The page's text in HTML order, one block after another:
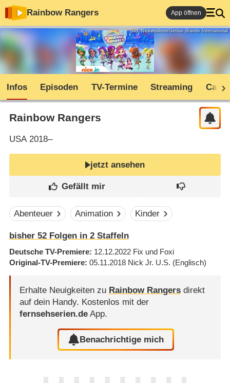
Rainbow Rangers App öffnen
Bild: Nickelodeon/Genius Brands International
Infos Episoden TV-Termine Streaming Cast
Rainbow Rangers
USA2018–
jetzt ansehen
Abenteuer Animation Kinder
bisher 52Folgen in 2Staffeln
Deutsche TV-Premiere 12.12.2022 Fix und Foxi
Original-TV-Premiere 05.11.2018 Nick Jr. U.S. (Englisch)
Erhalte Neuigkeiten zu Rainbow Rangersdirekt
auf dein Handy. Kostenlos mit der
fernsehserien.deApp.
Benachrichtige mich